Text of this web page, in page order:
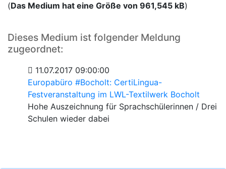
(Das Medium hat eine Größe von 961,545 kB)
Dieses Medium ist folgender Meldung
zugeordnet:
11.07.2017 09:00:00
Europabüro #Bocholt: CertiLingua-
Festveranstaltung im LWL-Textilwerk Bocholt
Hohe Auszeichnung für Sprachschülerinnen / Drei
Schulen wieder dabei